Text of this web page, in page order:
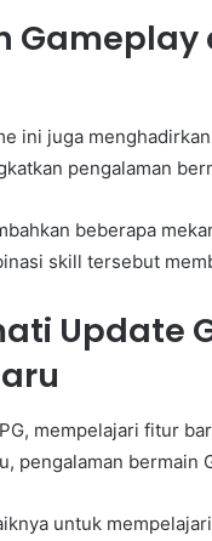
ini juga
pengalaman
beberapa
skill tersebut
Update
mempelajari fitur
pengalaman bermain
untuk